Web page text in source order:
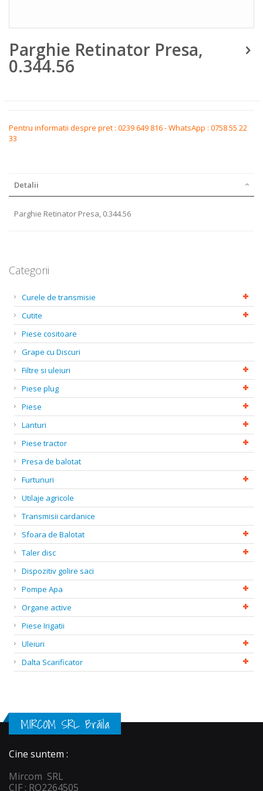
to
the
beginning
Parghie Retinator Presa,
0.344.56
Pentru informatii despre pret : 0239 649 816 - WhatsApp : 0758 55 22
33
Detalii
Parghie Retinator Presa, 0.344.56
Categorii
Curele de transmisie
Cutite
Piese cositoare
Grape cu Discuri
Filtre si uleiuri
Piese plug
Piese
Lanturi
Piese tractor
Presa de balotat
Furtunuri
Utilaje agricole
Transmisii cardanice
Sfoara de Balotat
Taler disc
Dispozitiv golire saci
Pompe Apa
Organe active
Piese Irigatii
Uleiuri
Dalta Scarificator
MIRCOM SRL Brăila
Cine suntem :
Mircom SRL
CIF : RO2264505